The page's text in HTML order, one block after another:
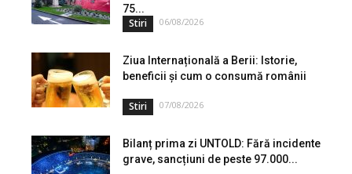
75...
Stiri 06/08/2026
Ziua Internațională a Berii: Istorie,
beneficii și cum o consumă românii
Stiri 07/08/2026
Bilanț prima zi UNTOLD: Fără incidente
grave, sancțiuni de peste 97.000...